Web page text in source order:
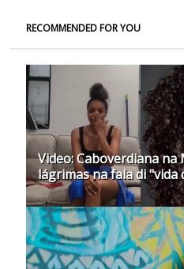
RECOMMENDED FOR YOU
Video: Caboverdiana na
lágrimas na fala di "vida